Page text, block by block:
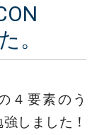
。
４要素のう
しました！